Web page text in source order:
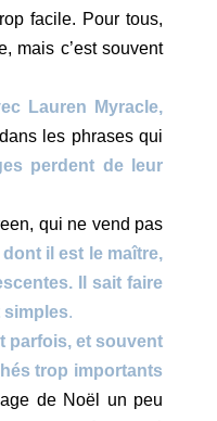
facile. Pour tous,
mais c’est souvent
Lauren Myracle,
les phrases qui
perdent de leur
qui ne vend pas
il est le maître,
Il sait faire
simples.
parfois, et souvent
trop importants
de Noël un peu